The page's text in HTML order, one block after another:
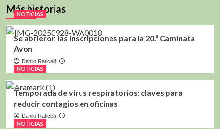
Más historias
NOTICIAS
Se abrieron las inscripciones para la 20.ª Caminata
Avon
Danilo Raticelli
NOTICIAS
Temporada de virus respiratorios: claves para
reducir contagios en oficinas
Danilo Raticelli
NOTICIAS